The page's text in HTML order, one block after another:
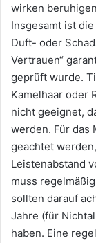
wirken
Insgesamt ist
Duft- oder
Vertrauen“
geprüft wurde.
Kamelhaar oder
nicht geeignet,
werden. Für das
geachtet
Leistenabstand
muss
sollten darauf
Jahre (für
haben. Eine